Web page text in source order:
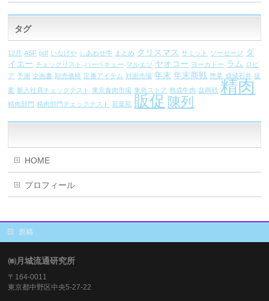
タグ
12月 ASF pdf いなげや しあわせ牛 まとめ クリスマス サミット ソーセージ ダ
イエー チェックリスト バーベキュー マルエツ ヤオコー ヨーカドー ラム ロピ
ア 予測 企画書 卸売価格 定番アイテム 対面売場 年末 年末商戦 惣菜 成城石井 提
案 新入社員チェックテスト 東京食肉市場 東急ストア 熟成牛肉 盆商戦 精肉
精肉部門 精肉部門チェックテスト 若葉苑 販促 陳列
HOME
プロフィール
原稿
㈱月城流通研究所
〒164-0011
東京都中野区中央5-27-22